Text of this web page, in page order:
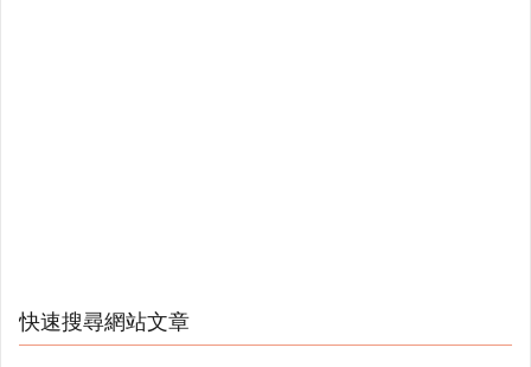
快速搜尋網站文章